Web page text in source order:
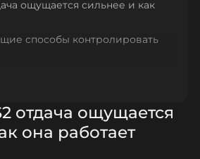
ощущается сильнее и как
способы контролировать
оружия
recoil
для более предсказуемого
отдача ощущается
она работает